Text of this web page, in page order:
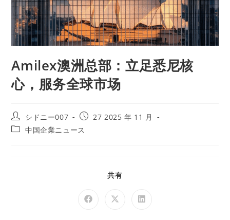
Amilex澳洲总部：立足悉尼核
心，服务全球市场
シドニー007
27 2025 年 11 月
中国企業ニュース
共有